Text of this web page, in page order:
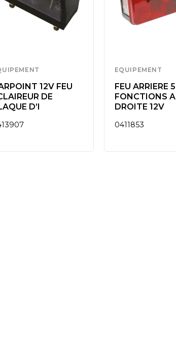
12V FEU
DE
D’I
EQUIPEMENT
FEU ARRIERE 5
FONCTIONS A
DROITE 12V
0411853